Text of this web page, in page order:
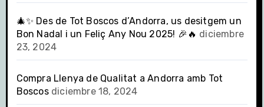
🎄✨ Des de Tot Boscos d’Andorra, us desitgem un
Bon Nadal i un Feliç Any Nou 2025! 🎉🔥 diciembre
23, 2024
Compra Llenya de Qualitat a Andorra amb Tot
Boscos diciembre 18, 2024